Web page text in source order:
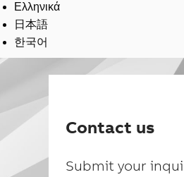
Ελληνικά
日本語
한국어
Contact us
Submit your